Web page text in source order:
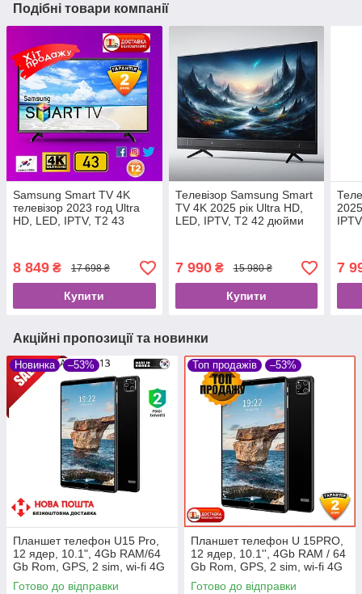
Подібні товари компанії
Samsung Smart TV 4K
телевізор 2023 год Ultra
HD, LЕD, IPTV, T2 43
8 849 ₴ 17 698 ₴
Купити
Телевізор Samsung Smart
TV 4K 2025 рік Ultra HD,
LED, IPTV, T2 42 дюйми
7 990₴ 15 980 ₴
Купити
7
Акційні пропозиції та новинки
Новинка –53%
Планшет телефон U15 Pro,
12 ядер, 10.1", 4Gb RAM/64
Gb Rom, GPS, 2 sim, wi-fi 4G
Планшетний комп'ютер
Готово до відправки
Топ продажів –53%
Планшет телефон U 15PRO,
12 ядер, 10.1'', 4Gb RAM / 64
Gb Rom, GPS, 2 sim, wi-fi 4G
Планшетный компьютер
Готово до відправки